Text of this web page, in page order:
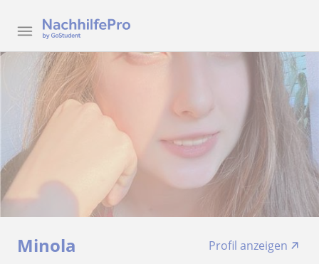
Minola
Profil anzeigen